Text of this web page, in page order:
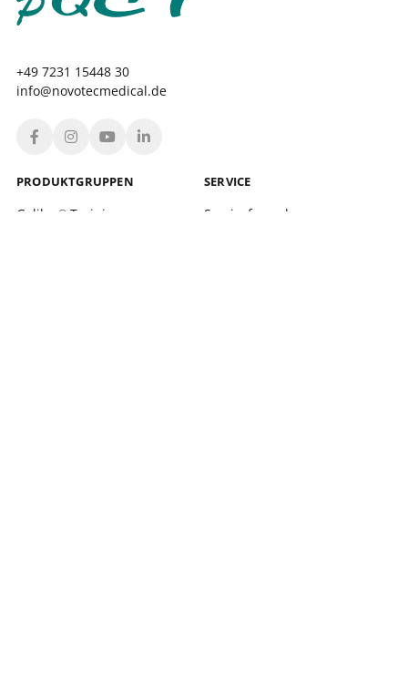
+49 7231 15448 30
info@novotecmedical.de
PRODUKT­GRUPPEN
Galileo ® Training
SERVICE
Serviceformular